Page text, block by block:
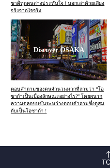
ชาติทุกคนต่างประทับใจ ! บอกเล่าด้วยเสียง
จริงจากใจจริง
Discover OSAKA
ตอบคำถามของคนจำนวนมากที่ถามว่า “โอ
ซาก้าเป็นเมืองลักษณะอย่างไร?” โดยผนวก
ความตลกขบขันระหว่างตอบคำถามซึ่งดูสม
กับเป็นโอซาก้า !